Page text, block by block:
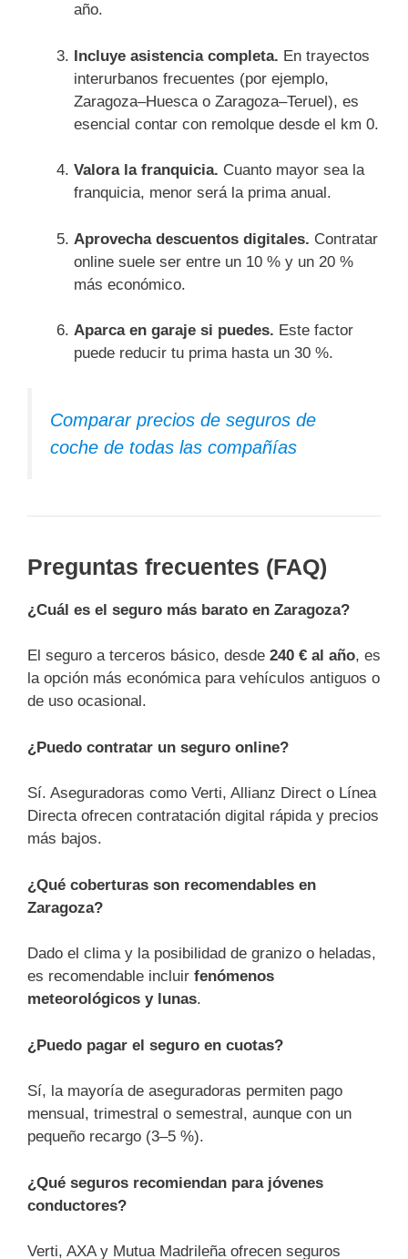
año.
Incluye asistencia completa. En trayectos
interurbanos frecuentes (por ejemplo,
Zaragoza–Huesca o Zaragoza–Teruel), es
esencial contar con remolque desde el km 0.
Valora la franquicia. Cuanto mayor sea la
franquicia, menor será la prima anual.
Aprovecha descuentos digitales. Contratar
online suele ser entre un 10 % y un 20 %
más económico.
Aparca en garaje si puedes. Este factor
puede reducir tu prima hasta un 30 %.
Comparar precios de seguros de
coche de todas las compañías
Preguntas frecuentes (FAQ)
¿Cuál es el seguro más barato en Zaragoza?
El seguro a terceros básico, desde 240 € al año, es
la opción más económica para vehículos antiguos o
de uso ocasional.
¿Puedo contratar un seguro online?
Sí. Aseguradoras como Verti, Allianz Direct o Línea
Directa ofrecen contratación digital rápida y precios
más bajos.
¿Qué coberturas son recomendables en
Zaragoza?
Dado el clima y la posibilidad de granizo o heladas,
es recomendable incluir fenómenos
meteorológicos y lunas.
¿Puedo pagar el seguro en cuotas?
Sí, la mayoría de aseguradoras permiten pago
mensual, trimestral o semestral, aunque con un
pequeño recargo (3–5 %).
¿Qué seguros recomiendan para jóvenes
conductores?
Verti, AXA y Mutua Madrileña ofrecen seguros